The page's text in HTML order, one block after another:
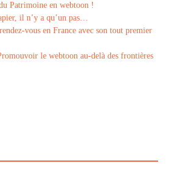
Patrimoine en webtoon !
il n’y a qu’un pas…
vous en France avec son tout premier
le webtoon au-delà des frontières